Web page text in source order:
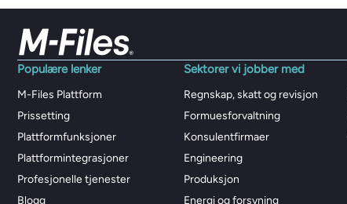
Populære lenker
M-Files Plattform
Prissetting
Plattformfunksjoner
Plattformintegrasjoner
Profesjonelle tjenester
Blogg
Sektorer vi jobber med
Regnskap, skatt og revisjon
Formuesforvaltning
Konsulentfirmaer
Engineering
Produksjon
Energi og forsyning